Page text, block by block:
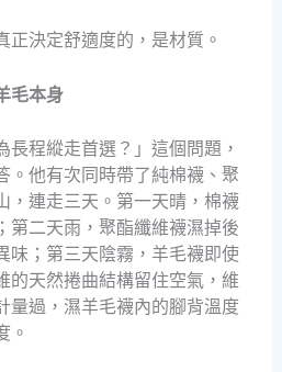
正決定舒適度的，是材質。
毛本身
長程縱走首選？」這個問題，
。他有次同時帶了純棉襪、聚
，連走三天。第一天晴，棉襪
第二天雨，聚酯纖維襪濕掉後
味；第三天陰霧，羊毛襪即使
的天然捲曲結構留住空氣，維
量過，濕羊毛襪內的腳背溫度
。